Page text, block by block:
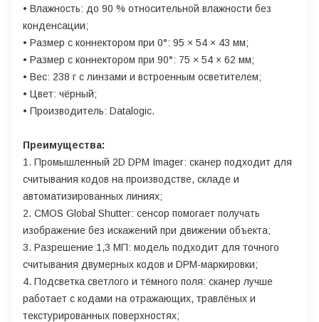
• Влажность: до 90 % относительной влажности без
конденсации;
• Размер с коннектором при 0°: 95 × 54 × 43 мм;
• Размер с коннектором при 90°: 75 × 54 × 62 мм;
• Вес: 238 г с линзами и встроенным осветителем;
• Цвет: чёрный;
• Производитель: Datalogic.
Преимущества:
1. Промышленный 2D DPM Imager: сканер подходит для
считывания кодов на производстве, складе и
автоматизированных линиях;
2. CMOS Global Shutter: сенсор помогает получать
изображение без искажений при движении объекта;
3. Разрешение 1,3 МП: модель подходит для точного
считывания двумерных кодов и DPM-маркировки;
4. Подсветка светлого и тёмного поля: сканер лучше
работает с кодами на отражающих, травлёных и
текстурированных поверхностях;